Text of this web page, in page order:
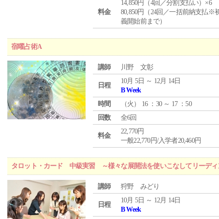
料金
14,850円（4回／分割支払い）×6
80,850円（24回／一括前納支払※
義開始前まで）
宿曜占術A
講師 川野 文彰
日程
10月 5日 ～ 12月 14日
B Week
時間
（火 ） 16 ：30 ～ 17 ：50
回数
全6回
料金
22,770円
一般22,770円/入学者20,460円
タロット・カード 中級実習 ～様々な展開法を使いこなしてリーディ
講師 狩野 みどり
日程
10月 5日 ～ 12月 14日
B Week